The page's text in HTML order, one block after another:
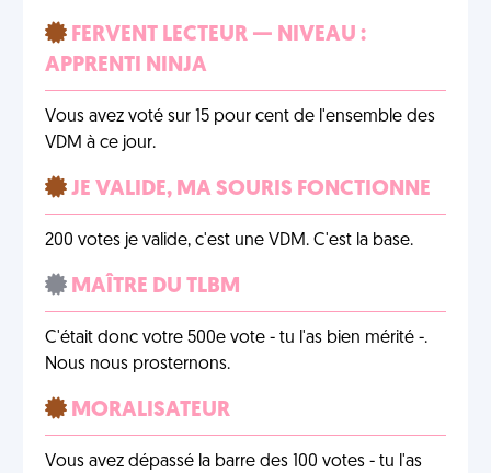
FERVENT LECTEUR — NIVEAU :
APPRENTI NINJA
Vous avez voté sur 15 pour cent de l'ensemble des
VDM à ce jour.
JE VALIDE, MA SOURIS FONCTIONNE
200 votes je valide, c'est une VDM. C'est la base.
MAÎTRE DU TLBM
C'était donc votre 500e vote - tu l'as bien mérité -.
Nous nous prosternons.
MORALISATEUR
Vous avez dépassé la barre des 100 votes - tu l'as